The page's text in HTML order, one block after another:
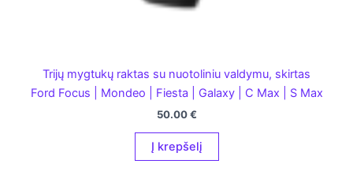
Trijų mygtukų raktas su nuotoliniu valdymu, skirtas
Ford Focus | Mondeo | Fiesta | Galaxy | C Max | S Max
50.00€
Į krepšelį